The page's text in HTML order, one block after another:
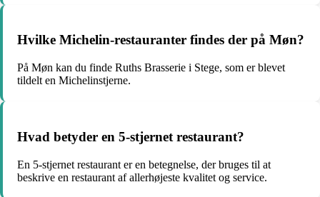
Hvilke Michelin-restauranter findes der på Møn?
På Møn kan du finde Ruths Brasserie i Stege, som er blevet
tildelt en Michelinstjerne.
Hvad betyder en 5-stjernet restaurant?
En 5-stjernet restaurant er en betegnelse, der bruges til at
beskrive en restaurant af allerhøjeste kvalitet og service.